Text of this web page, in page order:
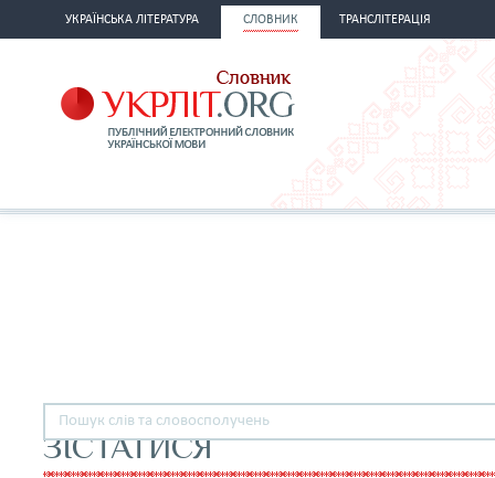
УКРАЇНСЬКА ЛІТЕРАТУРА СЛОВНИК ТРАНСЛІТЕРАЦІЯ
ЗІСТАТИСЯ